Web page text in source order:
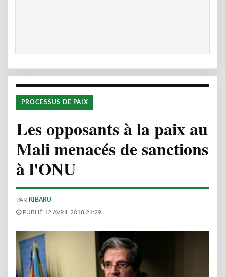
PROCESSUS DE PAIX
Les opposants à la paix au
Mali menacés de sanctions
à l'ONU
PAR KIBARU
PUBLIÉ 12 AVRIL 2018 21:29